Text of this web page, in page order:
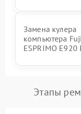
Замена кулера
компьютера
ESPRIMO E920
Этапы